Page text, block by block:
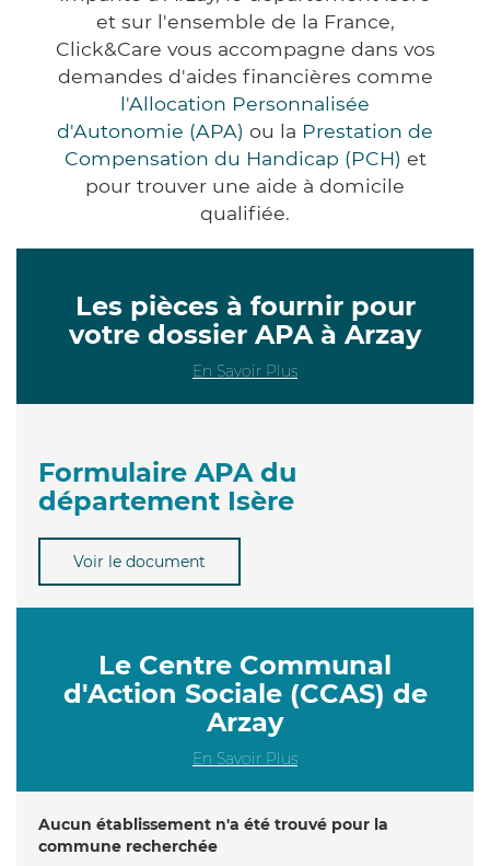
et sur l'ensemble de la France,
Click&Care vous accompagne dans vos
demandes d'aides financières comme
l'Allocation Personnalisée
d'Autonomie (APA) ou la Prestation de
Compensation du Handicap (PCH) et
pour trouver une aide à domicile
qualifiée.
Les pièces à fournir pour
votre dossier APA à Arzay
En Savoir Plus
Formulaire APA du
département Isère
Voir le document
Le Centre Communal
d'Action Sociale (CCAS) de
Arzay
En Savoir Plus
Aucun établissement n'a été trouvé pour la
commune recherchée